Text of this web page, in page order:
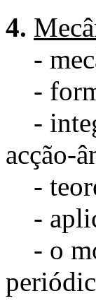
4.
-
-
-
acção-
-
-
- o